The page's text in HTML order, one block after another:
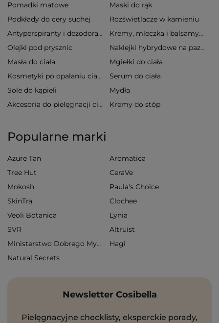
Pomadki matowe
Maski do rąk
Podkłady do cery suchej
Rozświetlacze w kamieniu
Antyperspiranty i dezodoranty Kremy, mleczka i balsamy do ciała
Olejki pod prysznic Naklejki hybrydowe na paznokcie
Masła do ciała Mgiełki do ciała
Kosmetyki po opalaniu ciała
Serum do ciała
Sole do kąpieli
Mydła
Akcesoria do pielęgnacji ciała Kremy do stóp
Popularne marki
Azure Tan
Aromatica
Tree Hut
CeraVe
Mokosh
Paula's Choice
SkinTra
Clochee
Veoli Botanica
Lynia
SVR
Altruist
Ministerstwo Dobrego Mydła
Hagi
Natural Secrets
Newsletter Cosibella
Pielęgnacyjne checklisty, eksperckie porady,